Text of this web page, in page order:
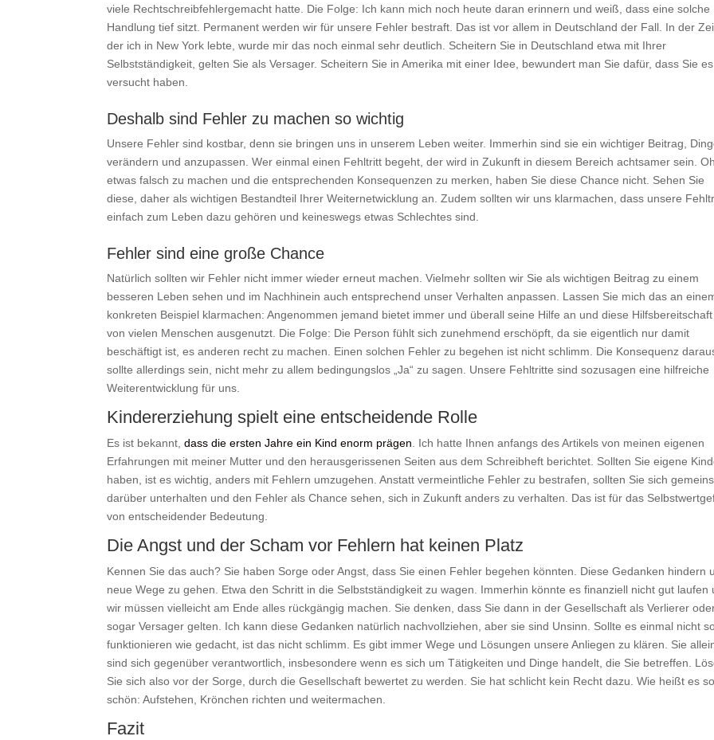
viele Rechtschreibfehlergemacht hatte. Die Folge: Ich kann mich noch heute daran erinnern und weiß, dass eine solche
Handlung tief sitzt. Permanent werden wir für unsere Fehler bestraft. Das ist vor allem in Deutschland der Fall. In der
der ich in New York lebte, wurde mir das noch einmal sehr deutlich. Scheitern Sie in Deutschland etwa mit Ihrer
Selbstständigkeit, gelten Sie als Versager. Scheitern Sie in Amerika mit einer Idee, bewundert man Sie dafür, dass Sie es
versucht haben.
Deshalb sind Fehler zu machen so wichtig
Unsere Fehler sind kostbar, denn sie bringen uns in unserem Leben weiter. Immerhin sind sie ein wichtiger Beitrag,
verändern und anzupassen. Wer einmal einen Fehltritt begeht, der wird in Zukunft in diesem Bereich achtsamer sein.
etwas falsch zu machen und die entsprechenden Konsequenzen zu merken, haben Sie diese Chance nicht. Sehen Sie
diese, daher als wichtigen Bestandteil Ihrer Weiternetwicklung an. Zudem sollten wir uns klarmachen, dass unsere
einfach zum Leben dazu gehören und keineswegs etwas Schlechtes sind.
Fehler sind eine große Chance
Natürlich sollten wir Fehler nicht immer wieder erneut machen. Vielmehr sollten wir Sie als wichtigen Beitrag zu einem
besseren Leben sehen und im Nachhinein auch entsprechend unser Verhalten anpassen. Lassen Sie mich das an
konkreten Beispiel klarmachen: Angenommen jemand bietet immer und überall seine Hilfe an und diese Hilfsbereitschaft
von vielen Menschen ausgenutzt. Die Folge: Die Person fühlt sich zunehmend erschöpft, da sie eigentlich nur damit
beschäftigt ist, es anderen recht zu machen. Einen solchen Fehler zu begehen ist nicht schlimm. Die Konsequenz
sollte allerdings sein, nicht mehr zu allem bedingungslos „Ja“ zu sagen. Unsere Fehltritte sind sozusagen eine hilfreiche
Weiterentwicklung für uns.
Kindererziehung spielt eine entscheidende Rolle
Es ist bekannt, dass die ersten Jahre ein Kind enorm prägen . Ich hatte Ihnen anfangs des Artikels von meinen eigenen
Erfahrungen mit meiner Mutter und den herausgerissenen Seiten aus dem Schreibheft berichtet. Sollten Sie eigene
haben, ist es wichtig, anders mit Fehlern umzugehen. Anstatt vermeintliche Fehler zu bestrafen, sollten Sie sich
darüber unterhalten und den Fehler als Chance sehen, sich in Zukunft anders zu verhalten. Das ist für das
von entscheidender Bedeutung.
Die Angst und der Scham vor Fehlern hat keinen Platz
Kennen Sie das auch? Sie haben Sorge oder Angst, dass Sie einen Fehler begehen könnten. Diese Gedanken hindern
neue Wege zu gehen. Etwa den Schritt in die Selbstständigkeit zu wagen. Immerhin könnte es finanziell nicht gut laufen
wir müssen vielleicht am Ende alles rückgängig machen. Sie denken, dass Sie dann in der Gesellschaft als Verlierer
sogar Versager gelten. Ich kann diese Gedanken natürlich nachvollziehen, aber sie sind Unsinn. Sollte es einmal nicht
funktionieren wie gedacht, ist das nicht schlimm. Es gibt immer Wege und Lösungen unsere Anliegen zu klären. Sie
sind sich gegenüber verantwortlich, insbesondere wenn es sich um Tätigkeiten und Dinge handelt, die Sie betreffen.
Sie sich also vor der Sorge, durch die Gesellschaft bewertet zu werden. Sie hat schlicht kein Recht dazu. Wie heißt es so
schön: Aufstehen, Krönchen richten und weitermachen.
Fazit